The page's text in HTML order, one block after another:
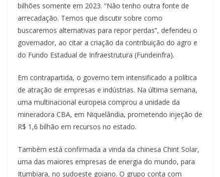
bilhões somente em 2023. “Não tenho outra fonte de
arrecadação. Temos que discutir sobre como
buscaremos alternativas para repor perdas”, defendeu o
governador, ao citar a criação da contribuição do agro e
do Fundo Estadual de Infraestrutura (Fundeinfra).
Em contrapartida, o governo tem intensificado a política
de atração de empresas e indústrias. Na última semana,
uma multinacional europeia comprou a unidade da
mineradora CBA, em Niquelândia, prometendo injeção de
R$ 1,6 bilhão em recursos no estado.
Também está confirmada a vinda da chinesa Chint Solar,
uma das maiores empresas de energia do mundo, para
Itumbiara, no sudoeste goiano. O grupo conta com